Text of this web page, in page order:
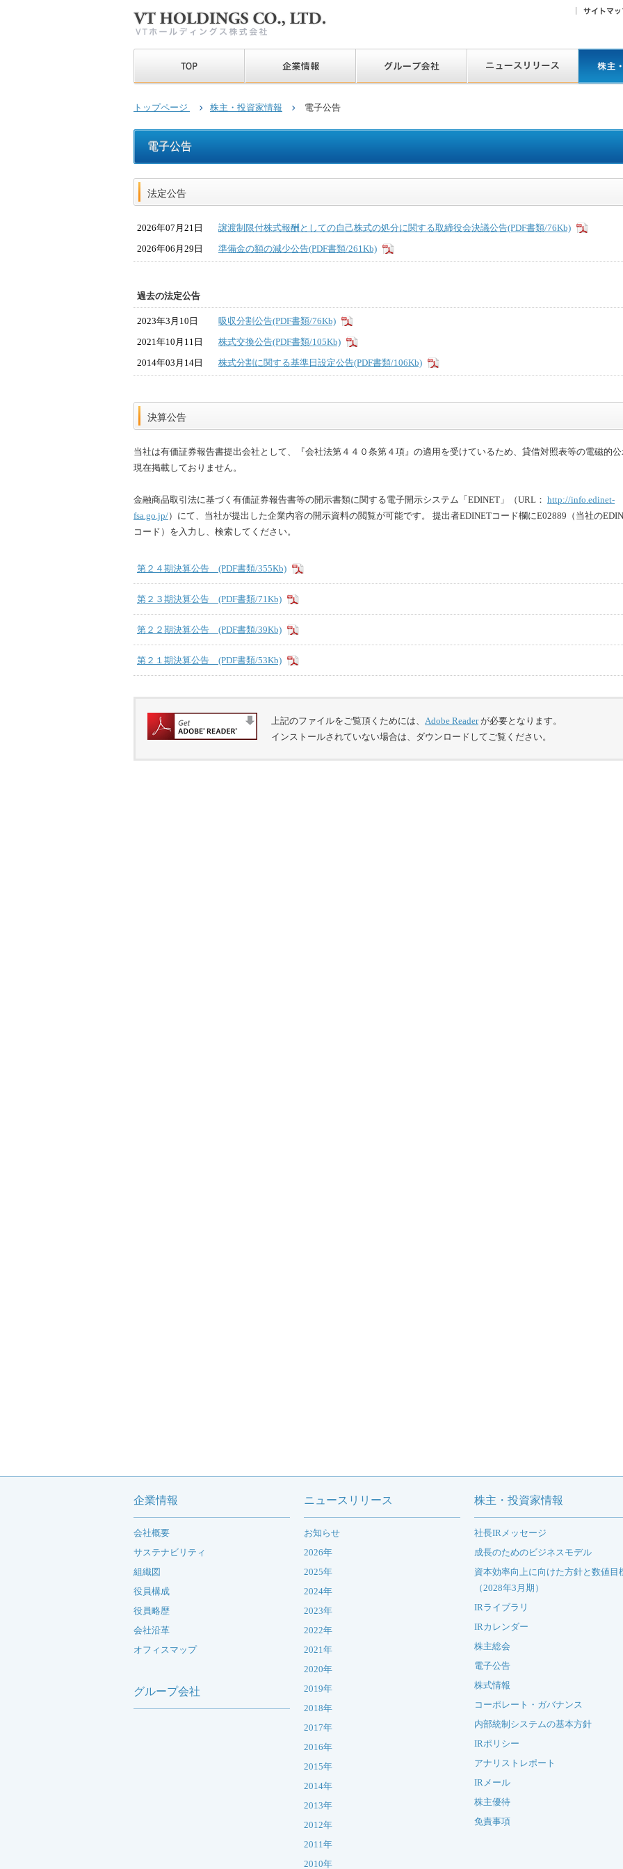
トップページ 株主・投資家情報 電子公告
電子公告
法定公告
2026年07月21日
譲渡制限付株式報酬としての自己株式の処分に関する取締役会決議公告(PDF書類/76Kb)
2026年06月29日
準備金の額の減少公告(PDF書類/261Kb)
過去の法定公告
2023年3月10日 吸収分割公告(PDF書類/76Kb)
2021年10月11日
株式交換公告(PDF書類/105Kb)
2014年03月14日
株式分割に関する基準日設定公告(PDF書類/106Kb)
決算公告
当社は有価証券報告書提出会社として、『会社法第４４０条第４項』の適用を受けているため、貸借対照表等の電磁的
現在掲載しておりません。
金融商品取引法に基づく有価証券報告書等の開示書類に関する電子開示システム「EDINET」（URL： http://info.edinet-
fsa.go.jp/）にて、当社が提出した企業内容の開示資料の閲覧が可能です。 提出者EDINETコード欄にE02889（当社の
コード）を入力し、検索してください。
第２４期決算公告 (PDF書類/355Kb)
第２３期決算公告 (PDF書類/71Kb)
第２２期決算公告 (PDF書類/39Kb)
第２１期決算公告 (PDF書類/53Kb)
上記のファイルをご覧頂くためには、 Adobe Readerが必要となります。
インストールされていない場合は、ダウンロードしてご覧ください。
企業情報
会社概要
サステナビリティ
組織図
役員構成
役員略歴
会社沿革
オフィスマップ
グループ会社
ニュースリリース
お知らせ
2026年
2025年
2024年
2023年
2022年
2021年
2020年
2019年
2018年
2017年
2016年
2015年
2014年
2013年
2012年
2011年
2010年
株主・投資家情報
社長IRメッセージ
成長のためのビジネスモデル
資本効率向上に向けた方針と数値目
（2028年3月期）
IRライブラリ
IRカレンダー
株主総会
電子公告
株式情報
コーポレート・ガバナンス
内部統制システムの基本方針
IRポリシー
アナリストレポート
IRメール
株主優待
免責事項